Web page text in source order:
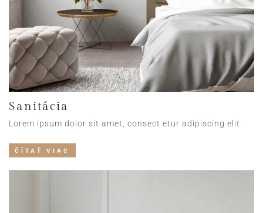
Sanitácia
Lorem ipsum dolor sit amet, consect etur adipiscing elit.
ČÍTAŤ VIAC